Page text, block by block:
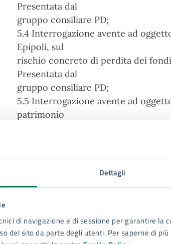
Dettagli
di navigazione e di sessione per garantire la
del sito da parte degli utenti. Per saperne di
Presentata dal
gruppo consiliare PD;
5.4 Interrogazione avente ad
Epipoli, sul
rischio concreto di perdita dei
Presentata dal
gruppo consiliare PD;
5.5 Interrogazione avente ad
patrimonio
6) Interrogazione avente ad
plesso di nuova costruzione per la
7) Interrogazione avente ad
apertura sedi,
personale e coordinamento tra ASP